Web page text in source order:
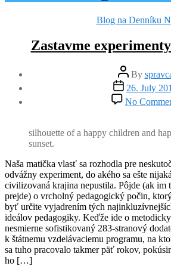
Categories
Blog na Denníku N
Zastavme
Post
author
By
Post
date
26. July
No
silhouette of a happy children and
sunset.
Naša matička vlasť sa rozhodla pre
odvážny experiment, do akého sa ešte nijaká
civilizovaná krajina nepustila. Pôjde (ak im
prejde) o vrcholný pedagogický počin,
byť určite vyjadrením tých
ideálov pedagogiky. Keďže ide o metodicky
nesmierne sofistikovaný 283-stranový
k štátnemu vzdelávaciemu programu, na
sa tuho pracovalo takmer päť rokov,
ho […]